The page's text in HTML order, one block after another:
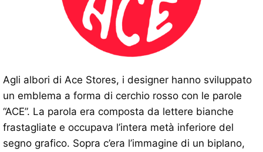
Agli albori di Ace Stores, i designer hanno sviluppato
un emblema a forma di cerchio rosso con le parole
“ACE”. La parola era composta da lettere bianche
frastagliate e occupava l’intera metà inferiore del
segno grafico. Sopra c’era l’immagine di un biplano,